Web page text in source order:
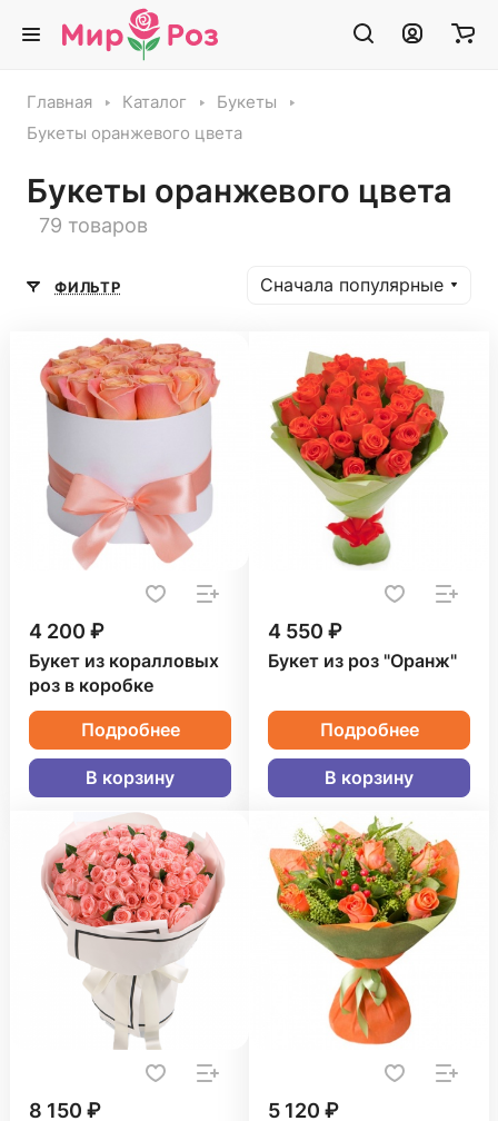
Главная Каталог
Букеты
Букеты оранжевого цвета
Букеты оранжевого цвета
79 товаров
ФИЛЬТР Сначала популярные
4 200 ₽
Букет из коралловых
роз в коробке
Подробнее
В корзину
4 550 ₽
Букет из роз "Оранж"
Подробнее
В корзину
8 150 ₽ 5 120 ₽